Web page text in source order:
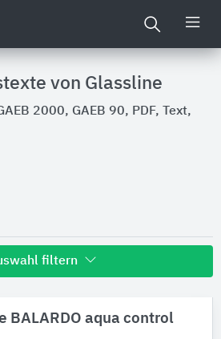
von Glassline
2000, GAEB 90, PDF, Text,
filtern
BALARDO aqua control